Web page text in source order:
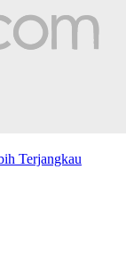
Terjangkau